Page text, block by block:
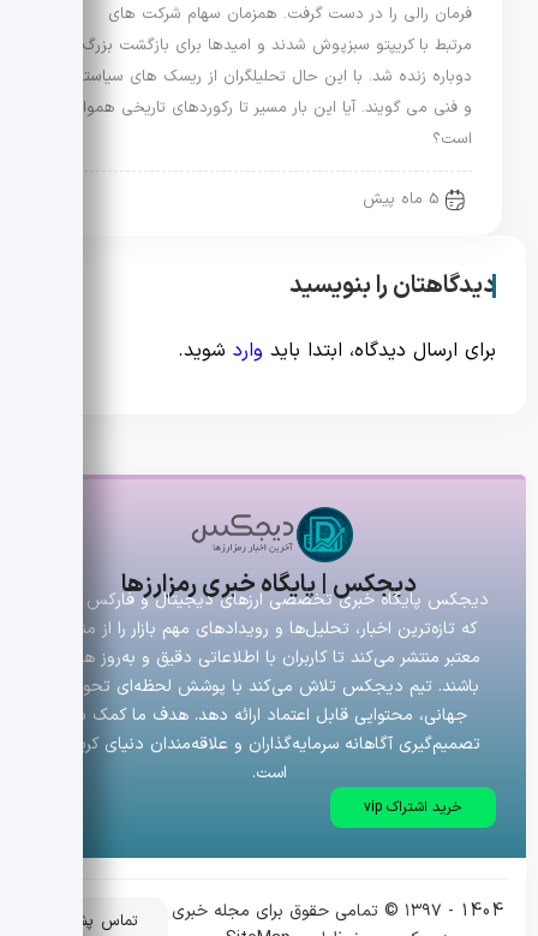
فرمان رالی را در دست گرفت. همزمان سهام شرکت های
مرتبط با کریپتو سبزپوش شدند و امیدها برای بازگشت بزرگ
دوباره زنده شد. با این حال تحلیلگران از ریسک های سیاستی
و فنی می گویند. آیا این بار مسیر تا رکوردهای تاریخی هموار
است؟
5 ماه پیش
دیدگاهتان را بنویسید
برای ارسال دیدگاه، ابتدا باید وارد شوید.
دیجکس | پایگاه خبری رمزارزها
دیجکس پایگاه خبری تخصصی ارزهای دیجیتال و فارکس است
که تازه‌ترین اخبار، تحلیل‌ها و رویدادهای مهم بازار را از منابع
معتبر منتشر می‌کند تا کاربران با اطلاعاتی دقیق و به‌روز همراه
باشند. تیم دیجکس تلاش می‌کند با پوشش لحظه‌ای تحولات
جهانی، محتوایی قابل اعتماد ارائه دهد. هدف ما کمک به
تصمیم‌گیری آگاهانه سرمایه‌گذاران و علاقه‌مندان دنیای کریپتو
است.
خرید اشتراک vip
1404 - ۱۳۹۷ © تمامی حقوق برای مجله خبری
تماس پشتیبانی